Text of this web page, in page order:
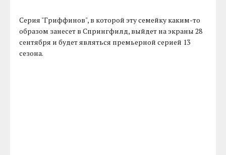
Серия "Гриффинов", в которой эту семейку каким-то
образом занесет в Спрингфилд, выйдет на экраны 28
сентября и будет являться премьерной серией 13
сезона.